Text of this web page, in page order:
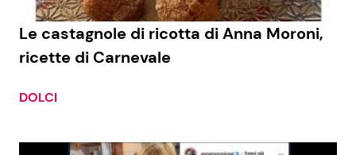
Le castagnole di ricotta di Anna Moroni,
ricette di Carnevale
DOLCI